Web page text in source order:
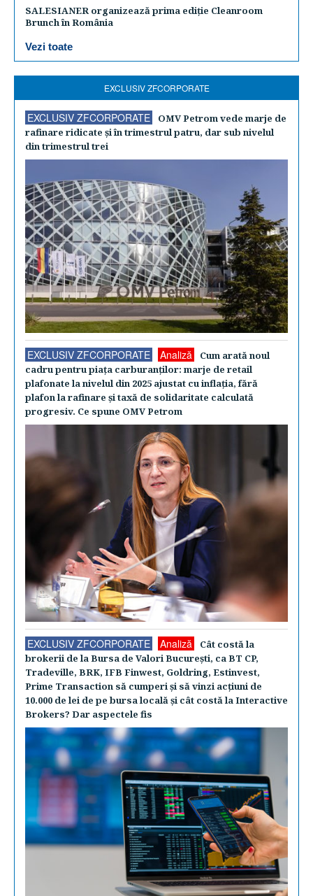
SALESIANER organizează prima ediție Cleanroom
Brunch în România
Vezi toate
EXCLUSIV ZFCORPORATE
EXCLUSIV ZFCORPORATE
OMV Petrom vede marje de
rafinare ridicate şi în trimestrul patru, dar sub nivelul
din trimestrul trei
EXCLUSIV ZFCORPORATE Analiză
Cum arată noul
cadru pentru piaţa carburanţilor: marje de retail
plafonate la nivelul din 2025 ajustat cu inflaţia, fără
plafon la rafinare şi taxă de solidaritate calculată
progresiv. Ce spune OMV Petrom
EXCLUSIV ZFCORPORATE Analiză
Cât costă la
brokerii de la Bursa de Valori Bucureşti, ca BT CP,
Tradeville, BRK, IFB Finwest, Goldring, Estinvest,
Prime Transaction să cumperi şi să vinzi acţiuni de
10.000 de lei de pe bursa locală şi cât costă la Interactive
Brokers? Dar aspectele fis